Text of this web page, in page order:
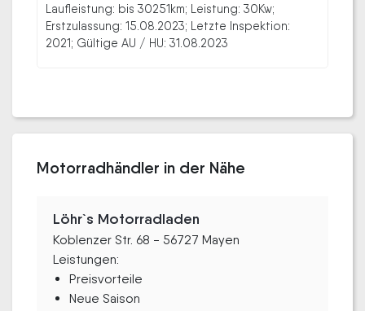
Laufleistung: bis 30251km; Leistung: 30Kw;
Erstzulassung: 15.08.2023; Letzte Inspektion:
2021; Gültige AU / HU: 31.08.2023
Motorradhändler in der Nähe
Löhr`s Motorradladen
Koblenzer Str. 68 - 56727 Mayen
Leistungen:
Preisvorteile
Neue Saison